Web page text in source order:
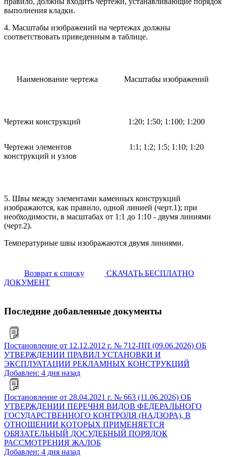
выполнения кладки.
4. Масштабы изображений на чертежах должны
соответствовать приведенным в таблице.
Наименование чертежа Масштабы изображений
Чертежи конструкций 1:20; 1:50; 1:100; 1:200
Чертежи элементов
конструкций и узлов
1:1; 1:2; 1:5; 1:10; 1:20
5. Швы между элементами каменных конструкций
изображаются, как правило, одной линией (черт.1); при
необходимости, в масштабах от 1:1 до 1:10 - двумя линиями
(черт.2).
Температурные швы изображаются двумя линиями.
Возврат к списку
СКАЧАТЬ БЕСПЛАТНО
ДОКУМЕНТ
Последние добавленные документы
Постановление от 12.12.2012 г. № 712-ПП (09.06.2026) ОБ
УТВЕРЖДЕНИИ ПРАВИЛ УСТАНОВКИ И
ЭКСПЛУАТАЦИИ РЕКЛАМНЫХ КОНСТРУКЦИЙ
Добавлен: 4 дня назад
Постановление от 28.04.2021 г. № 663 (11.06.2026) ОБ
УТВЕРЖДЕНИИ ПЕРЕЧНЯ ВИДОВ ФЕДЕРАЛЬНОГО
ГОСУДАРСТВЕННОГО КОНТРОЛЯ (НАДЗОРА), В
ОТНОШЕНИИ КОТОРЫХ ПРИМЕНЯЕТСЯ
ОБЯЗАТЕЛЬНЫЙ ДОСУДЕБНЫЙ ПОРЯДОК
РАССМОТРЕНИЯ ЖАЛОБ
Добавлен: 4 дня назад